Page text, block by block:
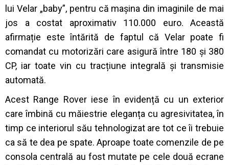
lui Velar „baby”, pentru că mașina din imaginile de mai
jos a costat aproximativ 110.000 euro. Această
afirmație este întărită de faptul că Velar poate fi
comandat cu motorizări care asigură între 180 și 380
CP, iar toate vin cu tracțiune integrală și transmisie
automată.
Acest Range Rover iese în evidență cu un exterior
care îmbină cu măiestrie eleganța cu agresivitatea, în
timp ce interiorul său tehnologizat are tot ce îi trebuie
ca să te dea pe spate. Aproape toate comenzile de pe
consola centrală au fost mutate pe cele două ecrane